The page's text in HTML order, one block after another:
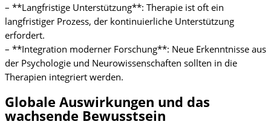
– **Langfristige Unterstützung**: Therapie ist oft ein
langfristiger Prozess, der kontinuierliche Unterstützung
erfordert.
– **Integration moderner Forschung**: Neue Erkenntnisse aus
der Psychologie und Neurowissenschaften sollten in die
Therapien integriert werden.
Globale Auswirkungen und das
wachsende Bewusstsein